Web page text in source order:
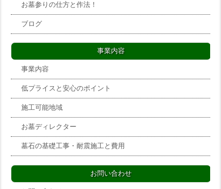
お墓参りの仕方と作法！
ブログ
事業内容
事業内容
低プライスと安心のポイント
施工可能地域
お墓ディレクター
墓石の基礎工事・耐震施工と費用
お問い合わせ